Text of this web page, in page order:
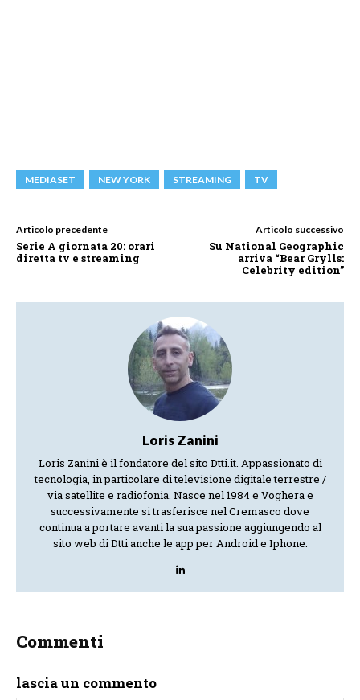
MEDIASET NEW YORK STREAMING TV
Articolo precedente
Serie A giornata 20: orari
diretta tv e streaming
Articolo successivo
Su National Geographic
arriva “Bear Grylls:
Celebrity edition”
Loris Zanini
Loris Zanini è il fondatore del sito Dtti.it. Appassionato di
tecnologia, in particolare di televisione digitale terrestre /
via satellite e radiofonia. Nasce nel 1984 e Voghera e
successivamente si trasferisce nel Cremasco dove
continua a portare avanti la sua passione aggiungendo al
sito web di Dtti anche le app per Android e Iphone.
Commenti
lascia un commento